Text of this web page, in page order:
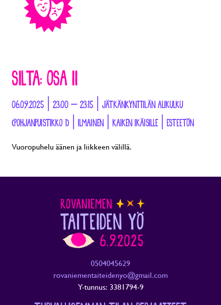
SILTA: OSA II
06.09.2025 | 23:00 – 23:15 | JÄTKÄNKYNTTILÄN ALIKULKU
(POHJANPUISTIKKO 1) | ILMAINEN | KAIKEN IKÄISILLE | ESTEETÖN
Vuoropuhelu äänen ja liikkeen välillä.
0504045629
rovaniementaiteidenyo@gmail.com
Y-tunnus: 3381794-9